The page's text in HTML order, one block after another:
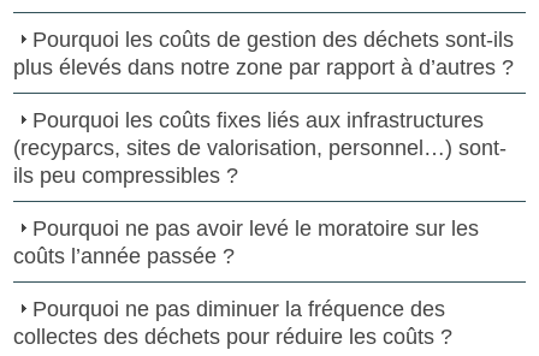
Pourquoi les coûts de gestion des déchets sont-ils
plus élevés dans notre zone par rapport à d’autres ?
Pourquoi les coûts fixes liés aux infrastructures
(recyparcs, sites de valorisation, personnel…) sont-
ils peu compressibles ?
Pourquoi ne pas avoir levé le moratoire sur les
coûts l’année passée ?
Pourquoi ne pas diminuer la fréquence des
collectes des déchets pour réduire les coûts ?